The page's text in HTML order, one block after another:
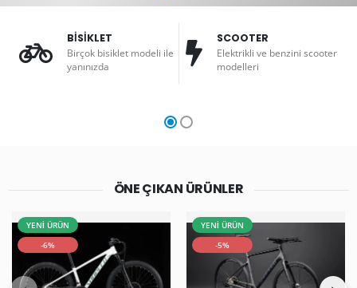
BİSİKLET
Birçok bisiklet modeli ile
yanınızda
SCOOTER
Elektrikli ve benzini scooter
modelleri
ÖNE ÇIKAN ÜRÜNLER
YENİ ÜRÜN
-6%
YENİ ÜRÜN
-5%